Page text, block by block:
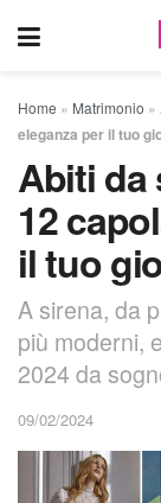
Home » Matrimonio »
eleganza per il tuo
Abiti da
12
il tuo
A sirena, da
più moderni,
2024 da
09/02/2024